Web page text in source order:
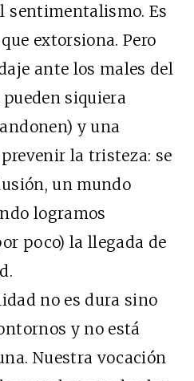
sentimentalismo. Es
extorsiona. Pero
ante los males del
siquiera
y una
la tristeza: se
un mundo
logramos
poco) la llegada de
no es dura sino
y no está
Nuestra vocación